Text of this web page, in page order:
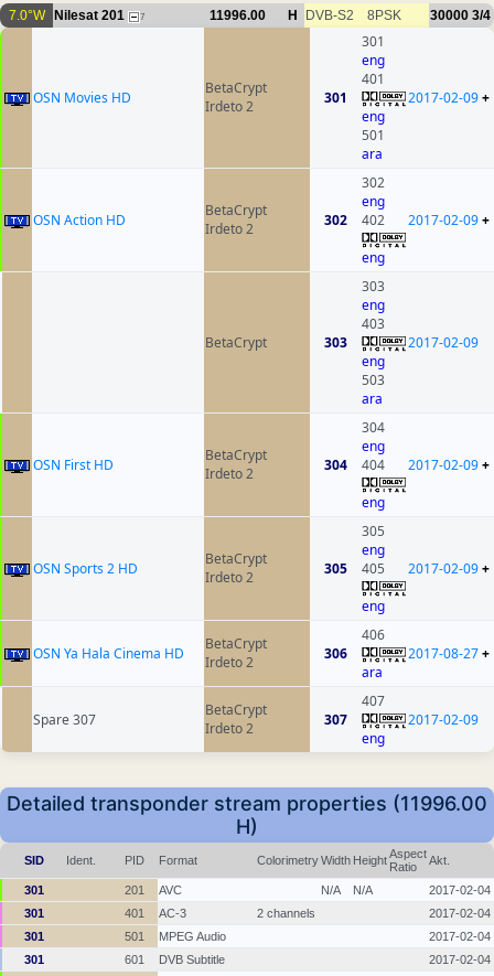
7.0°W Nilesat 201 7 11996.00 H DVB-S2 8PSK 30000 3/4
OSN Movies HD
BetaCrypt
Irdeto 2
301
301
eng
401
eng
501
ara
2017-02-09+
OSN Action HD
BetaCrypt
Irdeto 2
302
302
eng
402
eng
2017-02-09+
BetaCrypt 303
303
eng
403
eng
503
ara
2017-02-09
OSN First HD
BetaCrypt
Irdeto 2
304
304
eng
404
eng
2017-02-09+
OSN Sports 2 HD
BetaCrypt
Irdeto 2
305
305
eng
405
eng
2017-02-09+
OSN Ya Hala Cinema HD
BetaCrypt
Irdeto 2
306
406
ara
2017-08-27+
Spare 307
BetaCrypt
Irdeto 2
307
407
eng
2017-02-09
Detailed transponder stream properties (11996.00
H)
SID Ident. PID Format ColorimetryWidth HeightAspect
Ratio
Akt.
301 201 AVC N/A N/A
2017-02-04
301
401 AC-3 2 channels
2017-02-04
301
501 MPEG Audio
2017-02-04
301
601 DVB Subtitle 2017-02-04